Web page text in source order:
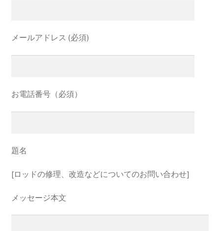
メールアドレス (必須)
お電話番号（必須）
題名
[ロッドの修理、改造などについてのお問い合わせ]
メッセージ本文